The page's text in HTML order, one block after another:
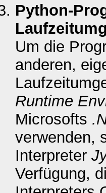
Python-
Um die
anderen,
Runtime
Microsofts
verwenden,
Interpreter
Verfügung,